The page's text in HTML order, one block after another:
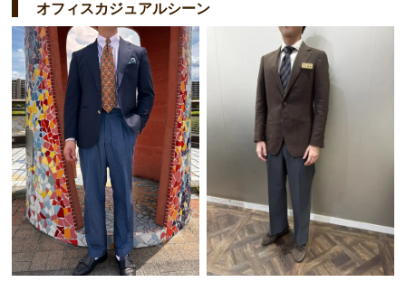
オフィスカジュアルシーン